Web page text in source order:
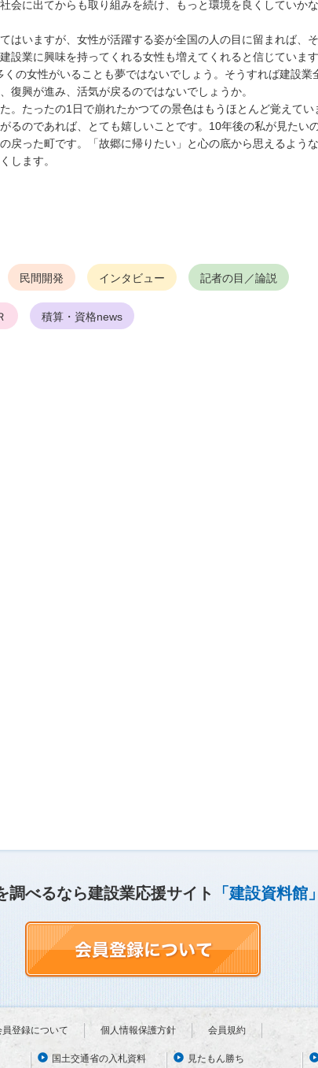
会に出てからも取り組みを続け、もっと環境を良くしていか
いますが、女性が活躍する姿が全国の人の目に留まれば、
設業に興味を持ってくれる女性も増えてくれると信じていま
の女性がいることも夢ではないでしょう。そうすれば建設業
復興が進み、活気が戻るのではないでしょうか。
。たったの1日で崩れたかつての景色はもうほとんど覚えてい
るのであれば、とても嬉しいことです。10年後の私が見たい
戻った町です。「故郷に帰りたい」と心の底から思えるよう
します。
民間開発 インタビュー 記者の目／論説
積算・資格news
調べるなら建設業応援サイト 「建設資料館」
員登録について 個人情報保護方針 会員規約
国土交通省の入札資料 見たもん勝ち